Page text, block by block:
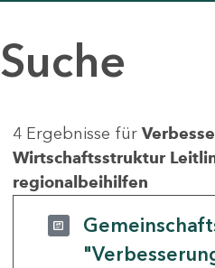
Suche
4 Ergebnisse für
Wirtschaftsstruktur
regionalbeihilfen